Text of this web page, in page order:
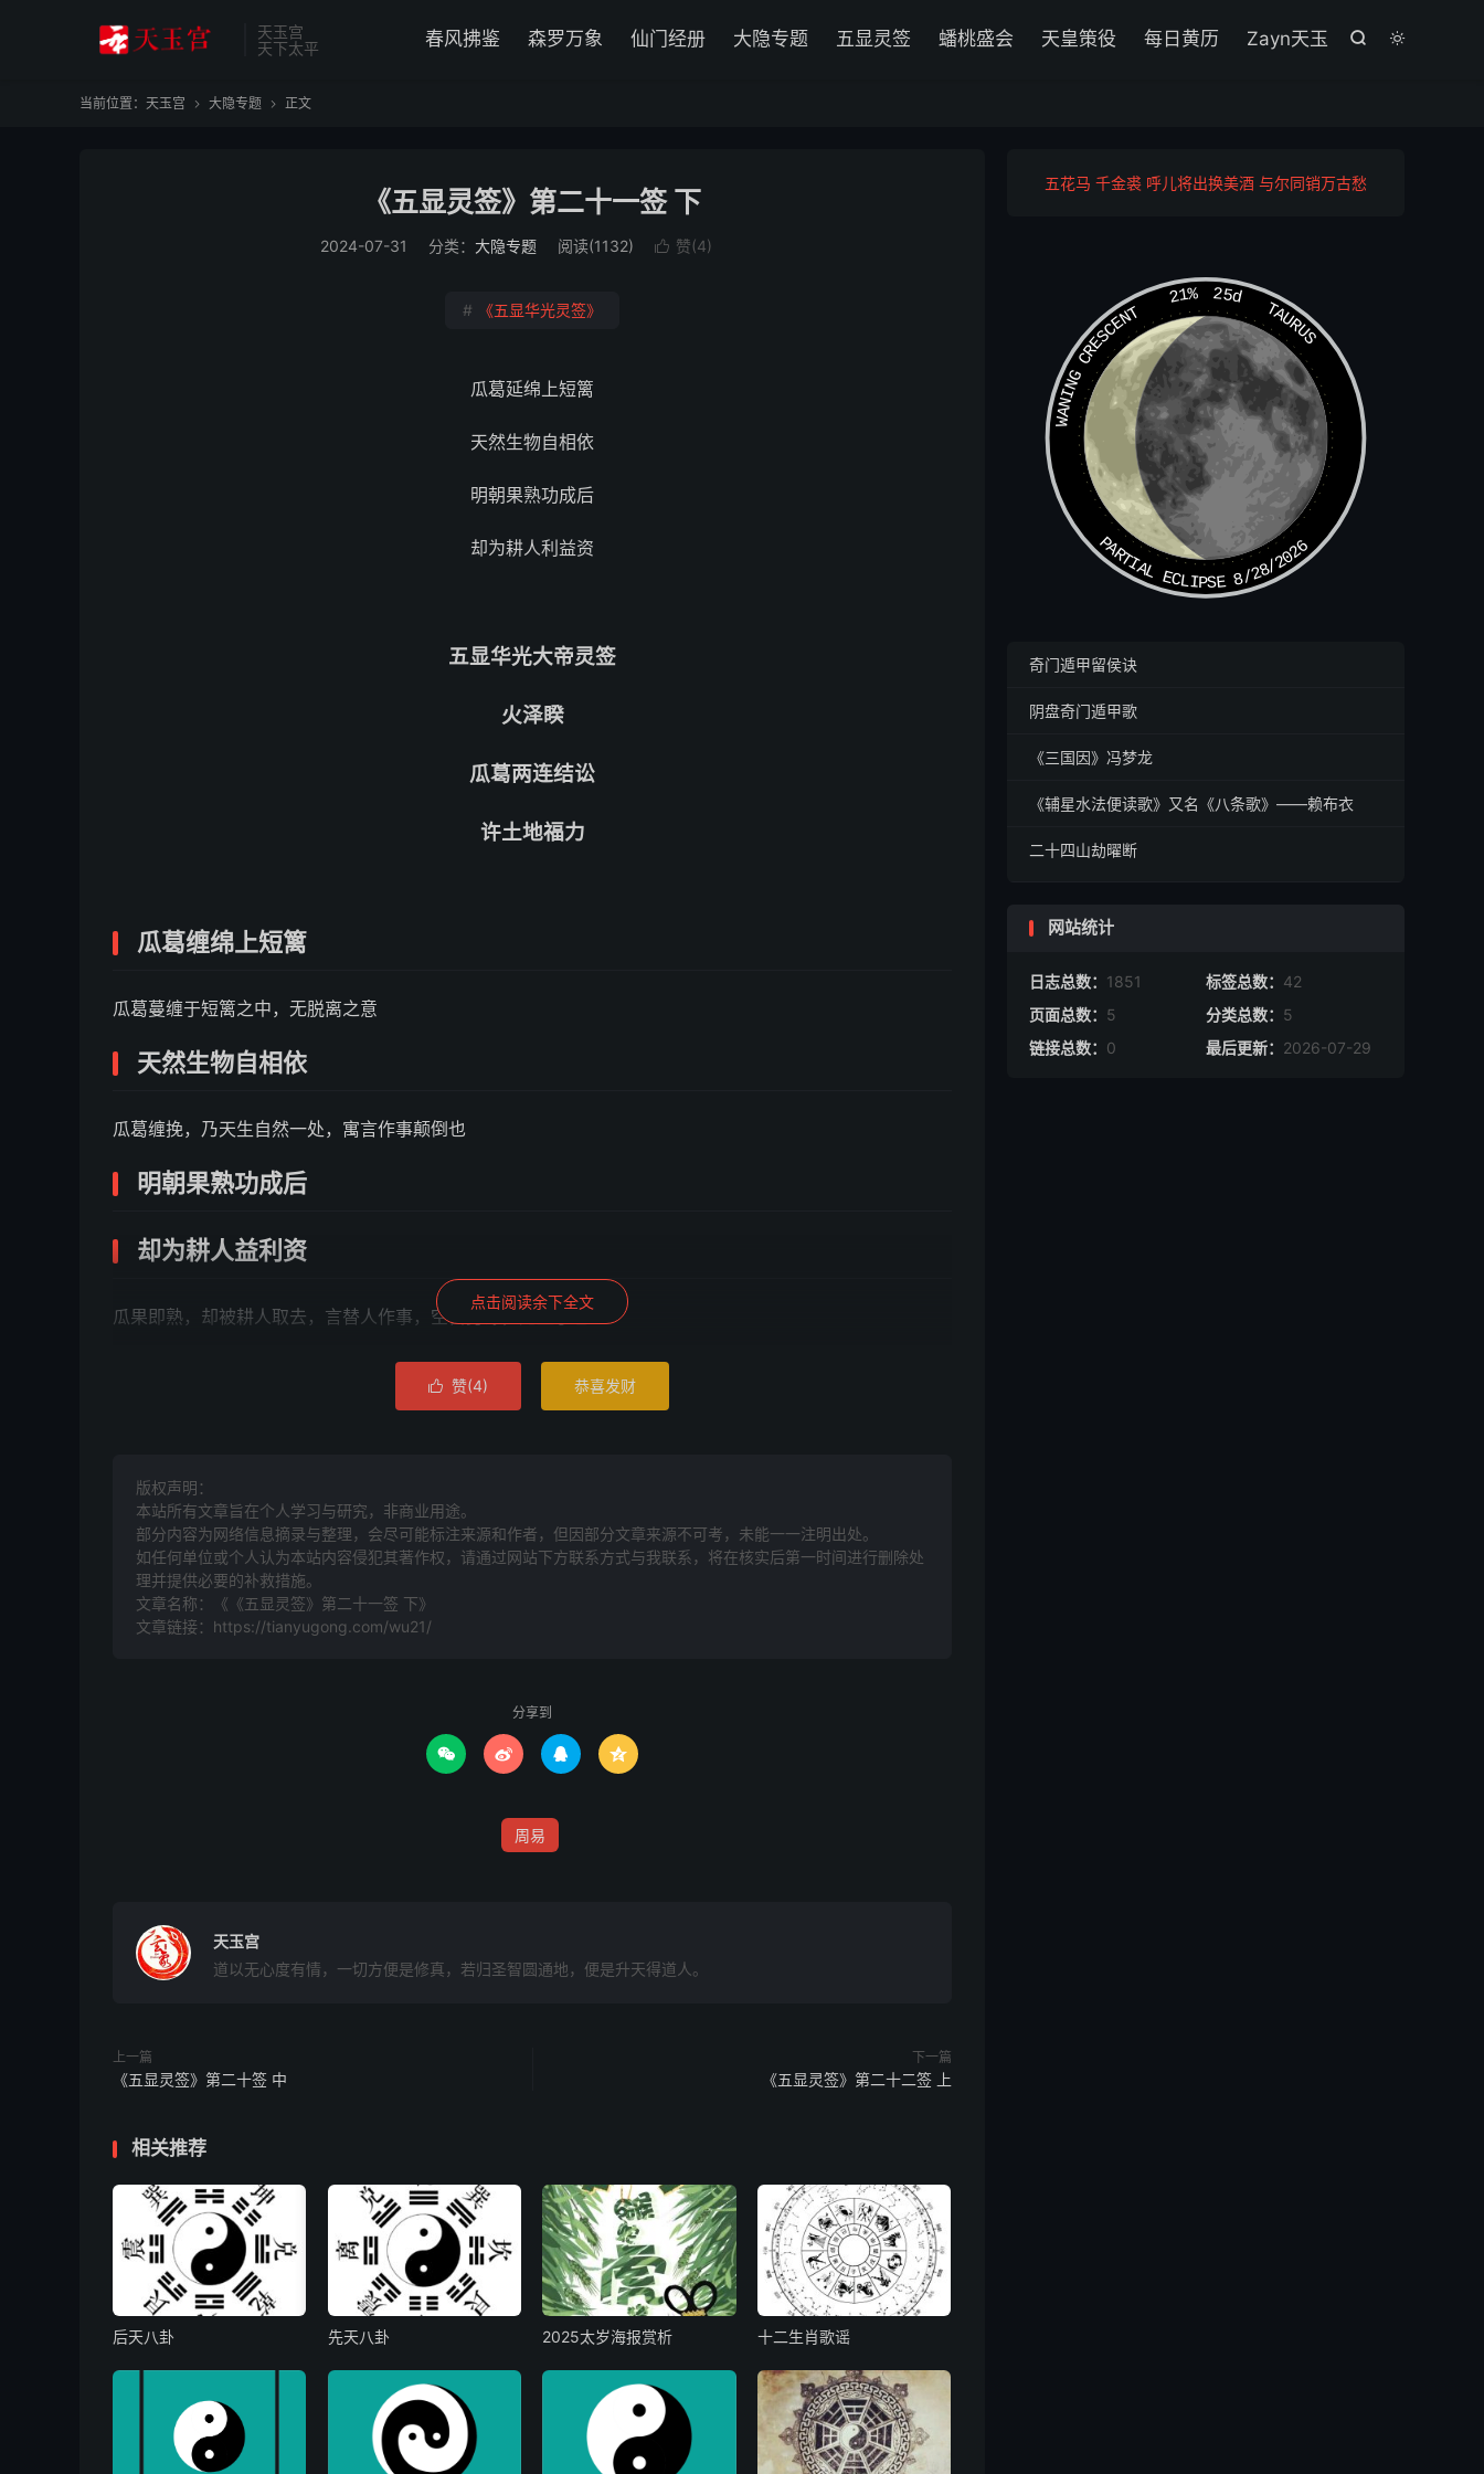
天玉宫
天下太平


春风拂鉴 森罗万象 仙门经册 大隐专题 五显灵签 蟠桃盛会 天皇策役 每日黄历 Zayn天玉
当前位置： 天玉宫  大隐专题  正文
《五显灵签》第二十一签 下
2024-07-31 分类： 大隐专题 阅读(1132)  赞(4)
# 《五显华光灵签》
瓜葛延绵上短篱
天然生物自相依
明朝果熟功成后
却为耕人利益资
五显华光大帝灵签
火泽睽
瓜葛两连结讼
许土地福力
瓜葛缠绵上短篱
瓜葛蔓缠于短篱之中，无脱离之意
天然生物自相依
瓜葛缠挽，乃天生自然一处，寓言作事颠倒也
明朝果熟功成后
却为耕人益利资
瓜果即熟，却被耕人取去，言替人作事，空自劳碌，无益于己
家宅：人口平安稳，财源淡淡中，凶星多拱照，谨慎在三冬，防小人口舌
自身：三春只道三秋好，岂料临期却又空，纵然合伴为生意，辛勤用力枉劳
功，防破财口舌，闲事勿理
：春夏求财金化铁，秋冬还似水捞月，不利之兆
：亲上加亲作蹇修，琴瑟难谐不到头，纵然配合无儿女，折散中途两罢
六甲：前胎降梁雄，今胎必孟光，纵然头者女，定遣白花郎，子母有虚惊，
作福保安宁
功名
：若问功名似燕儿，今年空向杜前飞，旧日叠泥巢已落，须向他人门户
当
身役：难尽终和始，更妨是与非，有损无益，却不可为
疾病：童子得此卦，不死亦延缠，老人秋冬占，必定去为仙，春夏无碍
忧疑：若问忧疑事可忧
官讼 ：春夏占之延缠，秋冬占之易散，对理和平，以和为贵
起造：起造不宜，失利之兆
点击阅读余下全文
 赞(4) 恭喜发财
版权声明：
本站所有文章旨在个人学习与研究，非商业用途。
部分内容为网络信息摘录与整理，会尽可能标注来源和作者，但因部分文章来源不可考，未能一一注明出处。
如任何单位或个人认为本站内容侵犯其著作权，请通过网站下方联系方式与我联系​​，将在核实后第一时间进行删除处
理并提供必要的补救措施。
文章名称：《《五显灵签》第二十一签 下》
文章链接： https://tianyugong.com/wu21/
分享到
   
周易
天玉宫
道以无心度有情，一切方便是修真，若归圣智圆通地，便是升天得道人。
上一篇
《五显灵签》第二十签 中
下一篇
《五显灵签》第二十二签 上
相关推荐
后天八卦 先天八卦 2025太岁海报赏析 十二生肖歌谣
五花马 千金裘 呼儿将出换美酒 与尔同销万古愁
21% 25d
TAURUS
WANING CRESCENT
PARTIAL ECLIPSE 8/28/2026
奇门遁甲留侯诀
阴盘奇门遁甲歌
《三国因》冯梦龙
《辅星水法便读歌》又名《八条歌》——赖布衣
二十四山劫曜断
网站统计
日志总数： 1851 标签总数： 42
页面总数： 5 分类总数： 5
链接总数： 0 最后更新： 2026-07-29